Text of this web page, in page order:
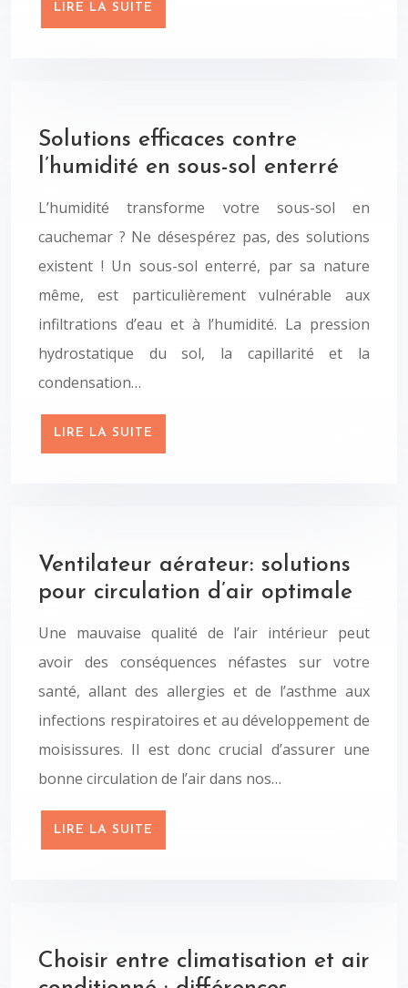
LIRE LA SUITE
Solutions efficaces contre
l’humidité en sous-sol enterré
L’humidité transforme votre sous-sol en
cauchemar ? Ne désespérez pas, des solutions
existent ! Un sous-sol enterré, par sa nature
même, est particulièrement vulnérable aux
infiltrations d’eau et à l’humidité. La pression
hydrostatique du sol, la capillarité et la
condensation…
LIRE LA SUITE
Ventilateur aérateur: solutions
pour circulation d’air optimale
Une mauvaise qualité de l’air intérieur peut
avoir des conséquences néfastes sur votre
santé, allant des allergies et de l’asthme aux
infections respiratoires et au développement de
moisissures. Il est donc crucial d’assurer une
bonne circulation de l’air dans nos…
LIRE LA SUITE
Choisir entre climatisation et air